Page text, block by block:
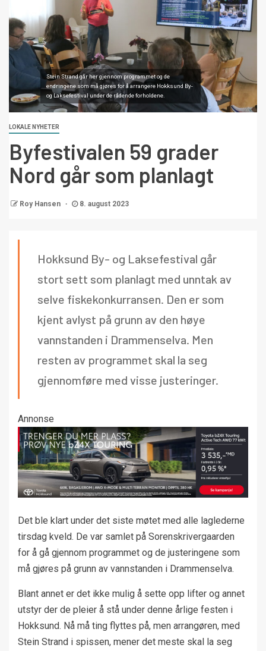
Stein Strand går her gjennom programmet og de
endringene som må gjøres for å arrangere Hokksund By-
og Laksefestival under de rådende forholdene.
LOKALE NYHETER
Byfestivalen 59 grader
Nord går som planlagt
Roy Hansen 8. august 2023
Hokksund By- og Laksefestival går
stort sett som planlagt med unntak av
selve fiskekonkurransen. Den er som
kjent avlyst på grunn av den høye
vannstanden i Drammenselva. Men
resten av programmet skal la seg
gjennomføre med visse justeringer.
Annonse
Det ble klart under det siste møtet med alle laglederne
tirsdag kveld. De var samlet på Sorenskrivergaarden
for å gå gjennom programmet og de justeringene som
må gjøres på grunn av vannstanden i Drammenselva.
Blant annet er det ikke mulig å sette opp lifter og annet
utstyr der de pleier å stå under denne årlige festen i
Hokksund. Nå må ting flyttes på, men arrangøren, med
Stein Strand i spissen, mener det meste skal la seg